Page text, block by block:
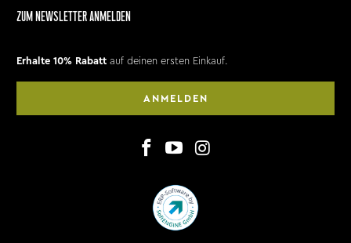
ZUM NEWSLETTER ANMELDEN
Erhalte 10% Rabatt auf deinen ersten Einkauf.
ANMELDEN